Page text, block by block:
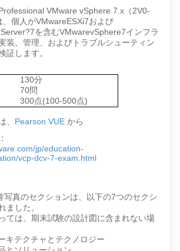
VMware vSphere 7.x（2V0-
個人がVMwareESXi7および
を含むVMwarevSphere7インフラ
装、管理、およびトラブルシューティン
証します。
130分
70問
300点(100-500点)
、 Pearson VUE から
jp/education-
vcp-dcv-7-exam.html
写真のセクションは、以下の7つのセクシ
ました。
ては、期末試験の設計図に含まれない場
キテクチャとテクノロジー